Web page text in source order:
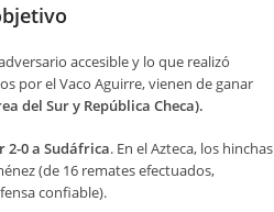
accesible y lo que realizó
por el Vaco Aguirre, vienen de ganar
del Sur y República Checa).
2-0 a Sudáfrica. En el Azteca, los hinchas
(de 16 remates efectuados,
confiable).